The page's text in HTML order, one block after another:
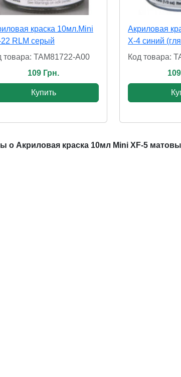
краска 10мл.Mini
RLM серый
товара: TAM81722-A00
109 Грн.
Купить
Акриловая
X-4 синий
Код товара:
о Акриловая краска 10мл Mini XF-5